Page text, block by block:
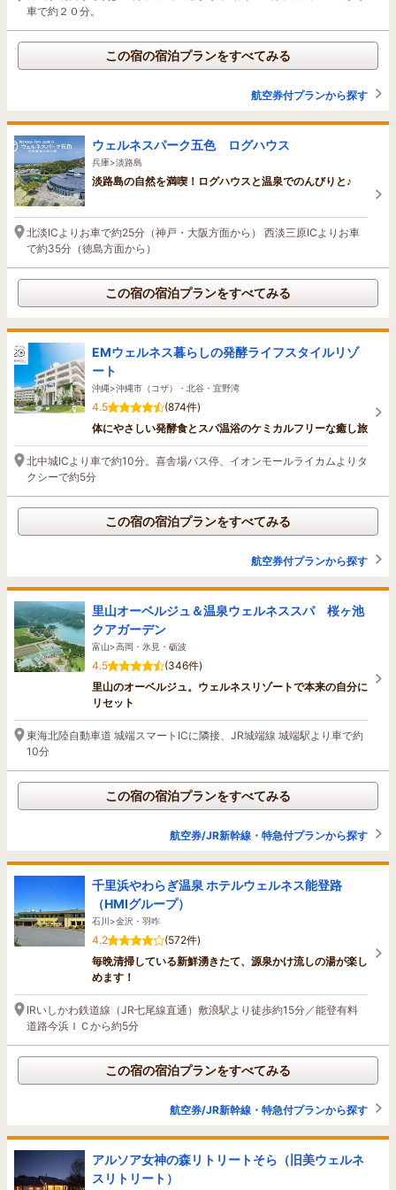
車で約２０分。
この宿の宿泊プランをすべてみる
航空券付プランから探す
ウェルネスパーク五色 ログハウス
兵庫>淡路島
淡路島の自然を満喫！ログハウスと温泉でのんびりと♪
北淡ICよりお車で約25分（神戸・大阪方面から） 西淡三原ICよりお車
で約35分（徳島方面から）
この宿の宿泊プランをすべてみる
EMウェルネス暮らしの発酵ライフスタイルリゾ
ート
沖縄>沖縄市（コザ）・北谷・宜野湾
4.5
(874件)
体にやさしい発酵食とスパ温浴のケミカルフリーな癒し旅
北中城ICより車で約10分。喜舎場バス停、イオンモールライカムよりタ
クシーで約5分
この宿の宿泊プランをすべてみる
航空券付プランから探す
里山オーベルジュ＆温泉ウェルネススパ 桜ヶ池
クアガーデン
富山>高岡・氷見・砺波
4.5
(346件)
里山のオーベルジュ。ウェルネスリゾートで本来の自分に
リセット
東海北陸自動車道 城端スマートICに隣接、JR城端線 城端駅より車で約
10分
この宿の宿泊プランをすべてみる
航空券/JR新幹線・特急付プランから探す
千里浜やわらぎ温泉 ホテルウェルネス能登路
（HMIグループ）
石川>金沢・羽咋
4.2
(572件)
毎晩清掃している新鮮湧きたて、源泉かけ流しの湯が楽し
めます！
IRいしかわ鉄道線（JR七尾線直通）敷浪駅より徒歩約15分／能登有料
道路今浜ＩＣから約5分
この宿の宿泊プランをすべてみる
航空券/JR新幹線・特急付プランから探す
アルソア女神の森リトリートそら（旧美ウェルネ
スリトリート）